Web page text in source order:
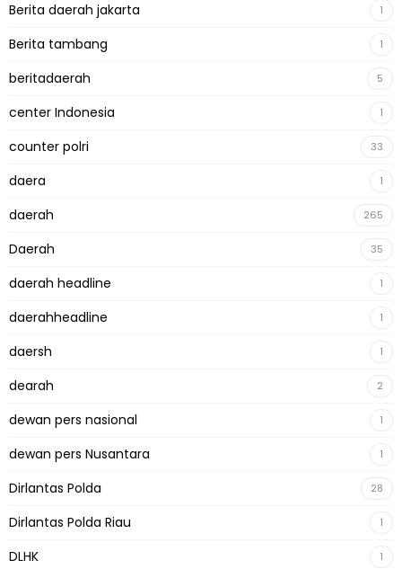
Berita daerah jakarta 1
Berita tambang 1
beritadaerah 5
center Indonesia 1
counter polri 33
daera 1
daerah 265
Daerah 35
daerah headline 1
daerahheadline 1
daersh 1
dearah 2
dewan pers nasional 1
dewan pers Nusantara 1
Dirlantas Polda 28
Dirlantas Polda Riau 1
DLHK 1